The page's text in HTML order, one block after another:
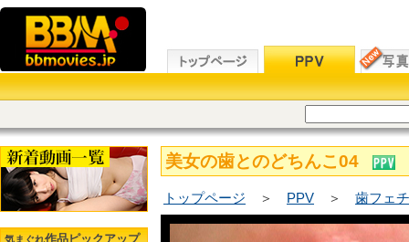
気まぐれ作品ピックアップ
美女の歯とのどちんこ04
トップページ ＞ PPV ＞ 歯フェ